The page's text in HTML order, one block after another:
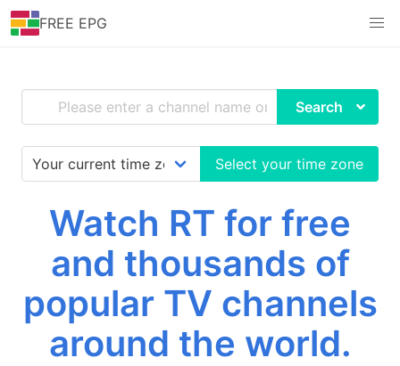
FREE EPG
Search
Select your time zone
Watch RT for free
and thousands of
popular TV channels
around the world.